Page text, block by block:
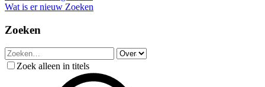
Wat is er nieuw Zoeken
Zoeken
Zoek alleen in titels